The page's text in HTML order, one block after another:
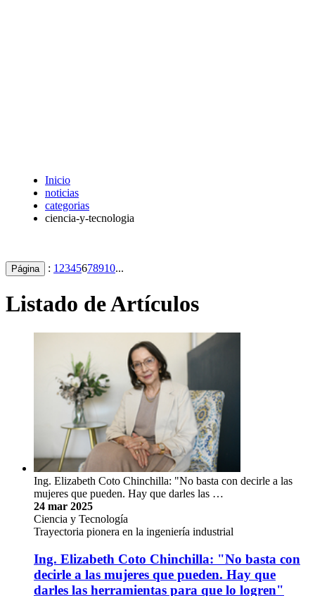
Inicio
noticias
categorias
ciencia-y-tecnologia
Página : 1 2345678910...
Listado de Artículos
Ing. Elizabeth Coto Chinchilla: "No basta con decirle a las
mujeres que pueden. Hay que darles las …
24 mar 2025
Ciencia y Tecnología
Trayectoria pionera en la ingeniería industrial
Ing. Elizabeth Coto Chinchilla: "No basta con
decirle a las mujeres que pueden. Hay que
darles las herramientas para que lo logren"